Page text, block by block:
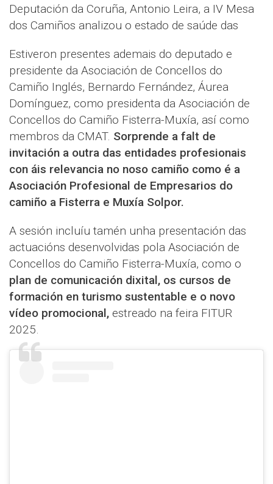
Deputación da Coruña, Antonio Leira, a IV Mesa
dos Camiños analizou o estado de saúde das
Estiveron presentes ademais do deputado e
presidente da Asociación de Concellos do
Camiño Inglés, Bernardo Fernández, Áurea
Domínguez, como presidenta da Asociación de
Concellos do Camiño Fisterra-Muxía, así como
membros da CMAT. Sorprende a falt de
invitación a outra das entidades profesionais
con áis relevancia no noso camiño como é a
Asociación Profesional de Empresarios do
camiño a Fisterra e Muxía Solpor.
A sesión incluíu tamén unha presentación das
actuacións desenvolvidas pola Asociación de
Concellos do Camiño Fisterra-Muxía, como o
plan de comunicación dixital, os cursos de
formación en turismo sustentable e o novo
vídeo promocional, estreado na feira FITUR
2025.